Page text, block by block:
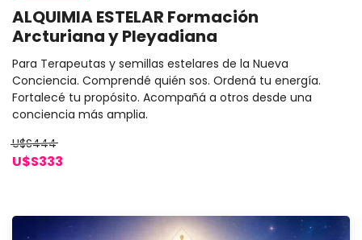
ALQUIMIA ESTELAR Formación
Arcturiana y Pleyadiana
Para Terapeutas y semillas estelares de la Nueva
Conciencia. Comprendé quién sos. Ordená tu energía.
Fortalecé tu propósito. Acompañá a otros desde una
conciencia más amplia.
U$S444
U$S333